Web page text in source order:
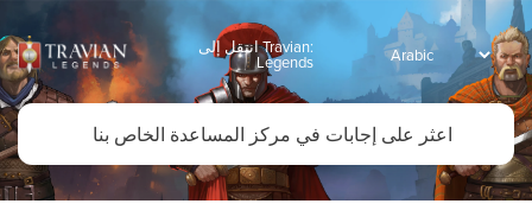
انتقل إلى Travian:
Legends